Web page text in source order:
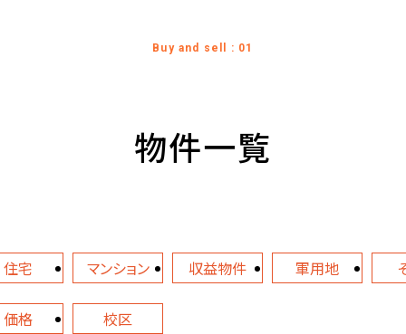
Buy and sell : 01
物件一覧
住宅 マンション 収益物件 軍用地
価格 校区